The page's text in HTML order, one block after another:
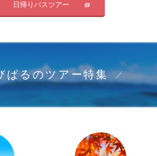
日帰りバスツアー
ぱるのツアー特集